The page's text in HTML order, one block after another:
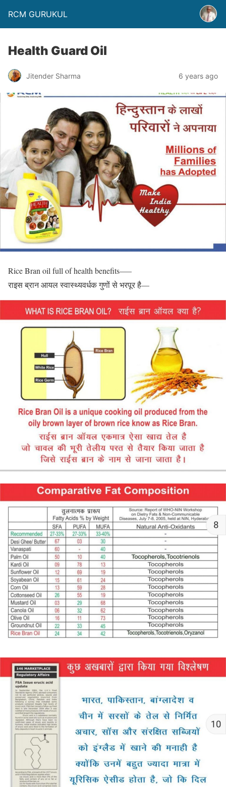
RCM GURUKUL
Health Guard Oil
Jitender Sharma 6 years ago
Rice Bran oil full of health benefits—–
राइस ब्रान आयल स्वास्थ्यवर्धक गुणों से भरपूर है—